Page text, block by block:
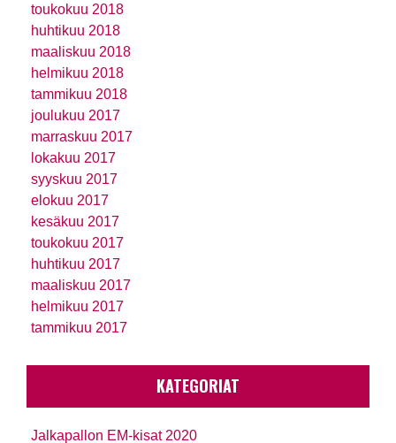
toukokuu 2018
huhtikuu 2018
maaliskuu 2018
helmikuu 2018
tammikuu 2018
joulukuu 2017
marraskuu 2017
lokakuu 2017
syyskuu 2017
elokuu 2017
kesäkuu 2017
toukokuu 2017
huhtikuu 2017
maaliskuu 2017
helmikuu 2017
tammikuu 2017
KATEGORIAT
Jalkapallon EM-kisat 2020